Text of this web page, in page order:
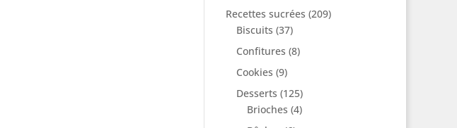
Recettes sucrées (209)
Biscuits (37)
Confitures (8)
Cookies (9)
Desserts (125)
Brioches (4)